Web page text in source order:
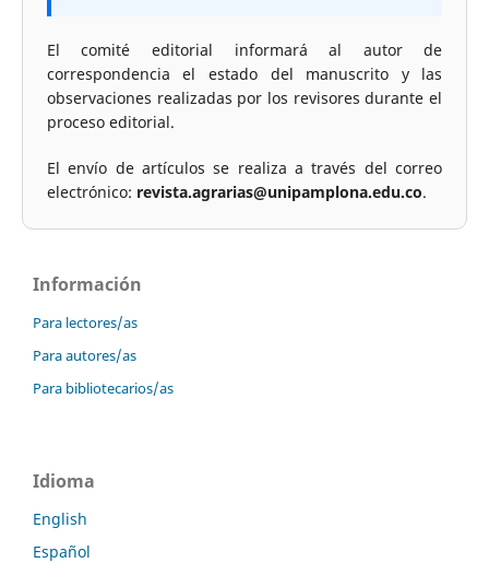
El comité editorial informará al autor de
correspondencia el estado del manuscrito y las
observaciones realizadas por los revisores durante el
proceso editorial.
El envío de artículos se realiza a través del correo
electrónico: revista.agrarias@unipamplona.edu.co.
Información
Para lectores/as
Para autores/as
Para bibliotecarios/as
Idioma
English
Español